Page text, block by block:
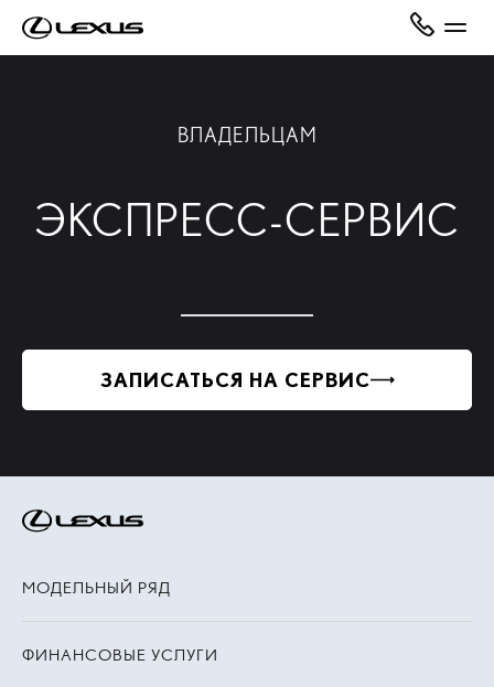
ВЛАДЕЛЬЦАМ
ЭКСПРЕСС-СЕРВИС
ЗАПИСАТЬСЯ НА СЕРВИС
МОДЕЛЬНЫЙ РЯД
ФИНАНСОВЫЕ УСЛУГИ